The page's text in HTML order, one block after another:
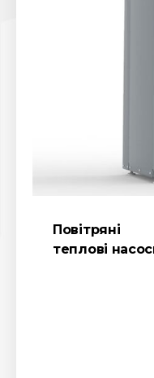
Повітряні
теплові